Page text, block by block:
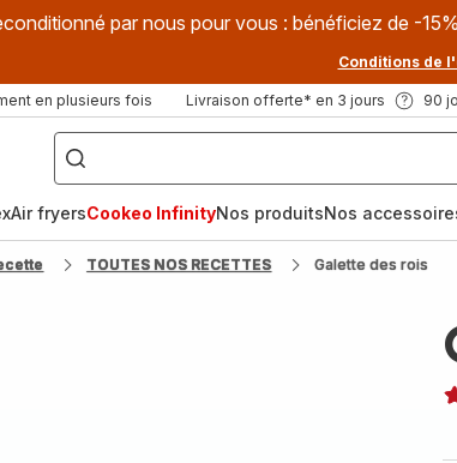
par nous pour vous : bénéficiez de -
Conditions de
en plusieurs fois Livraison offerte* en 3 jours 90
["Que
recherchez-
vous
?",
fryer",
"Companion"]
Air fryersCookeo InfinityNos produitsNos
TOUTES NOS RECETTES Galette des rois